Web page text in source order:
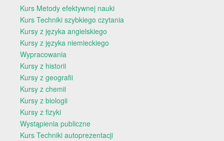
Kurs Metody efektywnej nauki
Kurs Techniki szybkiego czytania
Kursy z języka angielskiego
Kursy z języka niemieckiego
Wypracowania
Kursy z historii
Kursy z geografii
Kursy z chemii
Kursy z biologii
Kursy z fizyki
Wystąpienia publiczne
Kurs Techniki autoprezentacji